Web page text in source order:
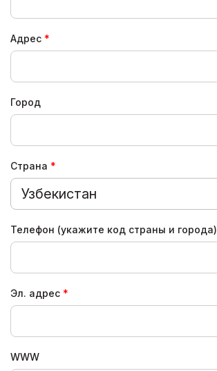
Адрес
Город
Страна
Узбекистан
Телефон (укажите код страны и города)
Эл. адрес
WWW